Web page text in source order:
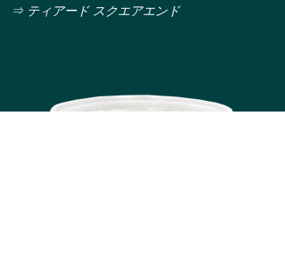
⇒ ティアード スクエアエンド